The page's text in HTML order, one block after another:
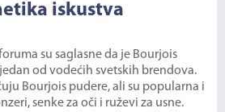
iskustva
su saglasne da je Bourjois
od vodećih svetskih brendova.
Bourjois pudere, ali su popularna i
senke za oči i ruževi za usne.